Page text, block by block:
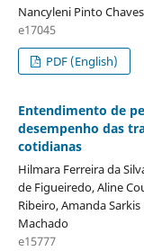
Nancyleni Pinto
e17045
PDF (English)
Entendimento de
desempenho das
cotidianas
Hilmara Ferreira da
de Figueiredo, Aline
Ribeiro, Amanda
Machado
e15777